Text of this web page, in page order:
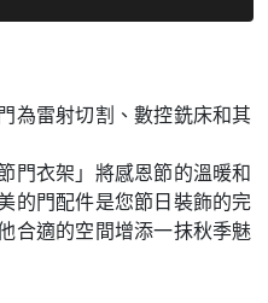
為雷射切割、數控銑床和其
門衣架」將感恩節的溫暖和
的門配件是您節日裝飾的完
合適的空間增添一抹秋季魅